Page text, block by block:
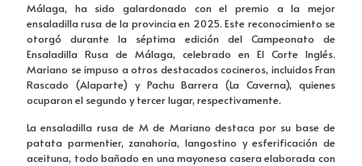
Málaga, ha sido galardonado con el premio a la mejor
ensaladilla rusa de la provincia en 2025. Este reconocimiento se
otorgó durante la séptima edición del Campeonato de
Ensaladilla Rusa de Málaga, celebrado en El Corte Inglés.
Mariano se impuso a otros destacados cocineros, incluidos Fran
Rascado (Alaparte) y Pachu Barrera (La Caverna), quienes
ocuparon el segundo y tercer lugar, respectivamente.
La ensaladilla rusa de M de Mariano destaca por su base de
patata parmentier, zanahoria, langostino y esferificación de
aceituna, todo bañado en una mayonesa casera elaborada con